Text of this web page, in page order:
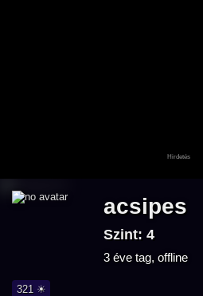
acsipes
Szint: 4
3 éve tag, offline
321 ☀